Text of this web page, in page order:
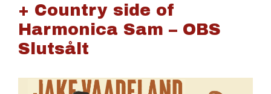
+ Country side of
Harmonica Sam – OBS
Slutsålt